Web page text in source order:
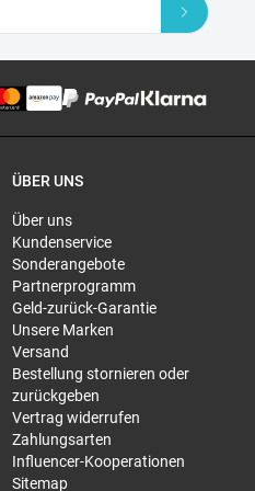
ÜBER UNS
Über uns
Kundenservice
Sonderangebote
Partnerprogramm
Geld-zurück-Garantie
Unsere Marken
Versand
Bestellung stornieren oder
zurückgeben
Vertrag widerrufen
Zahlungsarten
Influencer-Kooperationen
Sitemap